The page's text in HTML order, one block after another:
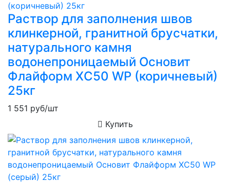
Раствор для заполнения швов
клинкерной, гранитной брусчатки,
натурального камня
водонепроницаемый Основит
Флайформ XC50 WP (коричневый)
25кг
1 551 руб/шт
Купить